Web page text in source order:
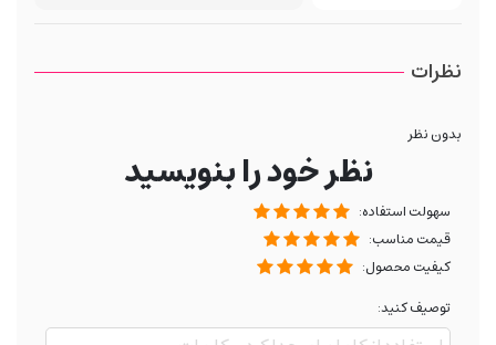
نظرات
بدون نظر
نظر خود را بنویسید
سهولت استفاده:
قیمت مناسب:
کیفیت محصول:
توصیف کنید: